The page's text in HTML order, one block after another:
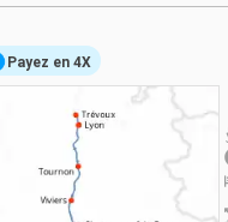
Payez en 4X